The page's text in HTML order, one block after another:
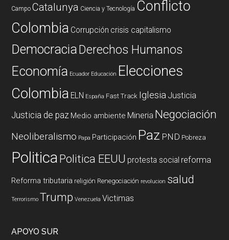
Campo Catalunya Ciencia y Tecnología Conflicto
Colombia Corrupción crisis capitalismo
DemocraciaDerechos Humanos
Economía Ecuador Educación Elecciones
Colombia ELN España Fast Track Iglesia Justicia
Justicia de paz Medio ambiente Mineria Negociación
Neoliberalismo Papa Participación Paz PND Pobreza
PoliticaPolitica EEUU protesta social reforma
Reforma tributaria religión Renegociación revolucion salud
Terrorismo Trump Venezuela Victimas
APOYO SUR